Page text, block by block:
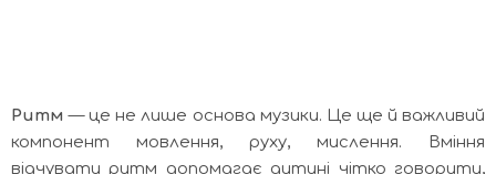
Ритм — це не лише основа музики. Це ще й важливий
компонент мовлення, руху, мислення. Вміння
відчувати ритм допомагає дитині чітко говорити,